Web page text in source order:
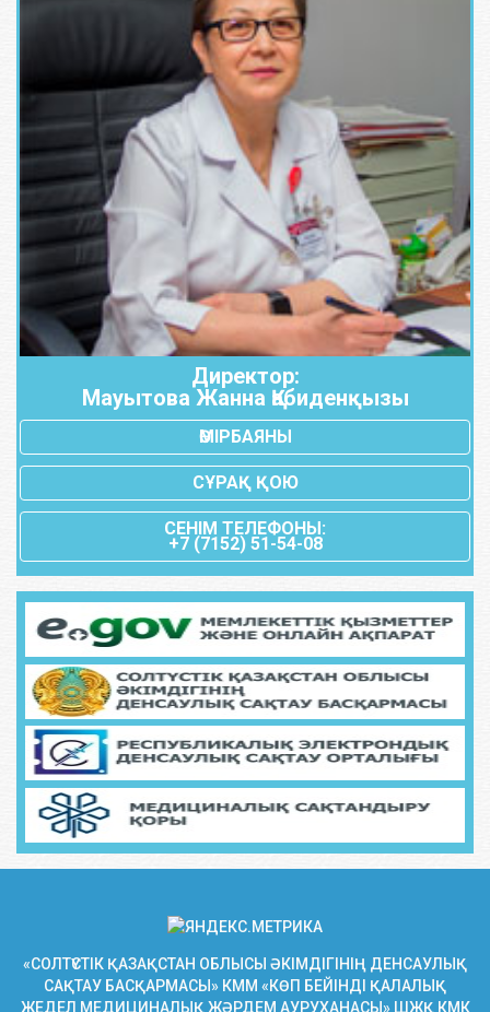
Директор:
Мауытова Жанна Қабиденқызы
ӨМІРБАЯНЫ
СҰРАҚ ҚОЮ
СЕНIМ ТЕЛЕФОНЫ:
+7 (7152) 51-54-08
«СОЛТҮСТІК ҚАЗАҚСТАН ОБЛЫСЫ ӘКІМДІГІНІҢ ДЕНСАУЛЫҚ
САҚТАУ БАСҚАРМАСЫ» КММ «КӨП БЕЙІНДІ ҚАЛАЛЫҚ
ЖЕДЕЛ МЕДИЦИНАЛЫҚ ЖӘРДЕМ АУРУХАНАСЫ» ШЖҚ КМК